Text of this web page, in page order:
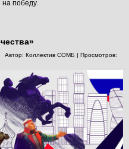
победу.
Автор: Коллектив СОМБ | Просмотров: